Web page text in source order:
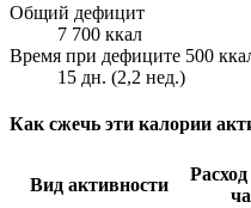
Общий дефицит
7 700 ккал
Время при дефиците 500
15 дн. (2,2 нед.)
Как сжечь эти калории
Вид активности